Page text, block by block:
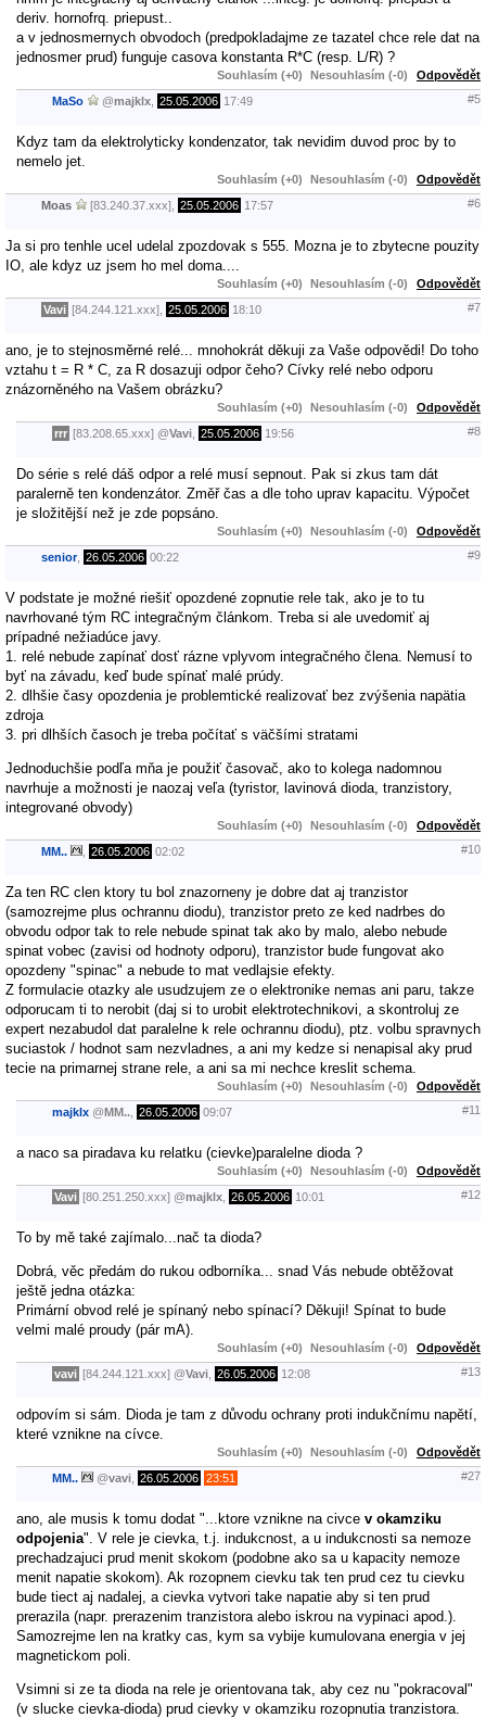
deriv. hornofrq. priepust..
a v jednosmernych obvodoch (predpokladajme ze tazatel chce rele dat na
jednosmer prud) funguje casova konstanta R*C (resp. L/R) ?
Souhlasím (+0) Nesouhlasím (-0) Odpovědět
MaSo @majklx 25.05.2006 17:49 #5
Kdyz tam da elektrolyticky kondenzator, tak nevidim duvod proc by to
nemelo jet.
Souhlasím (+0) Nesouhlasím (-0) Odpovědět
Moas [83.240.37.xxx], 25.05.2006 17:57 #6
Ja si pro tenhle ucel udelal zpozdovak s 555. Mozna je to zbytecne pouzity
IO, ale kdyz uz jsem ho mel doma....
Souhlasím (+0) Nesouhlasím (-0) Odpovědět
Vavi [84.244.121.xxx], 25.05.2006 18:10 #7
ano, je to stejnosměrné relé... mnohokrát děkuji za Vaše odpovědi! Do toho
vztahu t = R * C, za R dosazuji odpor čeho? Cívky relé nebo odporu
znázorněného na Vašem obrázku?
Souhlasím (+0) Nesouhlasím (-0) Odpovědět
rrr [83.208.65.xxx] @Vavi 25.05.2006 19:56 #8
Do série s relé dáš odpor a relé musí sepnout. Pak si zkus tam dát
paralerně ten kondenzátor. Změř čas a dle toho uprav kapacitu. Výpočet
je složitější než je zde popsáno.
Souhlasím (+0) Nesouhlasím (-0) Odpovědět
senior, 26.05.2006 00:22 #9
V podstate je možné riešiť opozdené zopnutie rele tak, ako je to tu
navrhované tým RC integračným článkom. Treba si ale uvedomiť aj
prípadné nežiadúce javy.
1. relé nebude zapínať dosť rázne vplyvom integračného člena. Nemusí to
byť na závadu, keď bude spínať malé prúdy.
2. dlhšie časy opozdenia je problemtické realizovať bez zvýšenia napätia
zdroja
3. pri dlhších časoch je treba počítať s väčšími stratami
Jednoduchšie podľa mňa je použiť časovač, ako to kolega nadomnou
navrhuje a možnosti je naozaj veľa (tyristor, lavinová dioda, tranzistory,
integrované obvody)
Souhlasím (+0) Nesouhlasím (-0) Odpovědět
MM.. 26.05.2006 02:02 #10
Za ten RC clen ktory tu bol znazorneny je dobre dat aj tranzistor
(samozrejme plus ochrannu diodu), tranzistor preto ze ked nadrbes do
obvodu odpor tak to rele nebude spinat tak ako by malo, alebo nebude
spinat vobec (zavisi od hodnoty odporu), tranzistor bude fungovat ako
opozdeny "spinac" a nebude to mat vedlajsie efekty.
Z formulacie otazky ale usudzujem ze o elektronike nemas ani paru, takze
odporucam ti to nerobit (daj si to urobit elektrotechnikovi, a skontroluj ze
expert nezabudol dat paralelne k rele ochrannu diodu), ptz. volbu spravnych
suciastok / hodnot sam nezvladnes, a ani my kedze si nenapisal aky prud
tecie na primarnej strane rele, a ani sa mi nechce kreslit schema.
Souhlasím (+0) Nesouhlasím (-0) Odpovědět
majklx @MM.. 26.05.2006 09:07 #11
a naco sa piradava ku relatku (cievke)paralelne dioda ?
Souhlasím (+0) Nesouhlasím (-0) Odpovědět
Vavi [80.251.250.xxx] @majklx 26.05.2006 10:01 #12
To by mě také zajímalo...nač ta dioda?
Dobrá, věc předám do rukou odborníka... snad Vás nebude obtěžovat
ještě jedna otázka:
Primární obvod relé je spínaný nebo spínací? Děkuji! Spínat to bude
velmi malé proudy (pár mA).
Souhlasím (+0) Nesouhlasím (-0) Odpovědět
vavi [84.244.121.xxx] @Vavi 26.05.2006 12:08 #13
odpovím si sám. Dioda je tam z důvodu ochrany proti indukčnímu napětí,
které vznikne na cívce.
Souhlasím (+0) Nesouhlasím (-0) Odpovědět
MM.. @vavi 26.05.2006 23:51 #27
ano, ale musis k tomu dodat "...ktore vznikne na civce v okamziku
odpojenia". V rele je cievka, t.j. indukcnost, a u indukcnosti sa nemoze
prechadzajuci prud menit skokom (podobne ako sa u kapacity nemoze
menit napatie skokom). Ak rozopnem cievku tak ten prud cez tu cievku
bude tiect aj nadalej, a cievka vytvori take napatie aby si ten prud
prerazila (napr. prerazenim tranzistora alebo iskrou na vypinaci apod.).
Samozrejme len na kratky cas, kym sa vybije kumulovana energia v jej
magnetickom poli.
Vsimni si ze ta dioda na rele je orientovana tak, aby cez nu "pokracoval"
(v slucke cievka-dioda) prud cievky v okamziku rozopnutia tranzistora.